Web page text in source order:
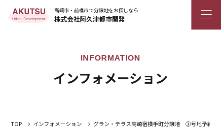
高崎市・前橋市で分譲地をお探しなら
株式会社阿久津都市開発
インフォメーション
TOP インフォメーション グラン・テラス高崎宿横手町分譲地 ③号地予約と